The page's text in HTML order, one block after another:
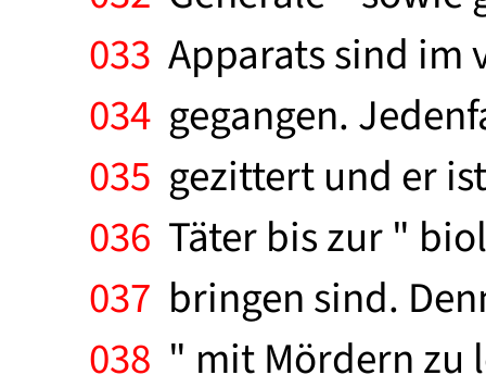
033 Apparats sind im
034 gegangen.
035 gezittert und er
036 Täter bis zur "
037 bringen sind.
038 " mit Mördern zu